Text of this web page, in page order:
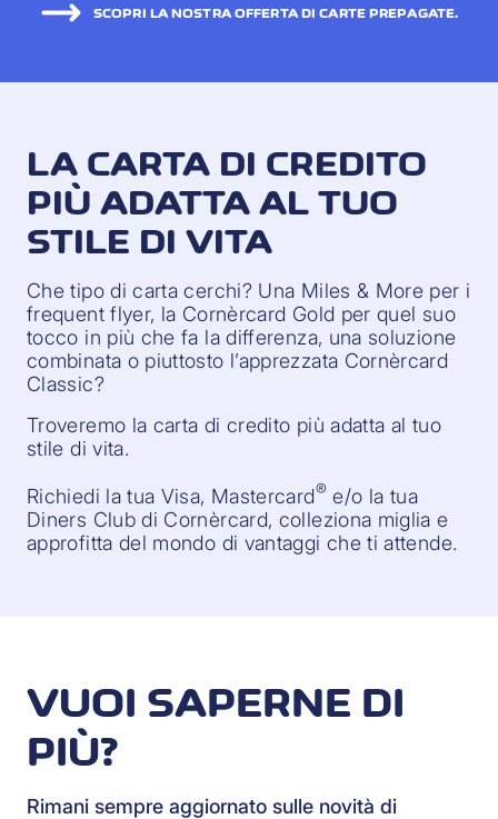
SCOPRI LA NOSTRA OFFERTA DI CARTE PREPAGATE.
LA CARTA DI CREDITO
PIÙ ADATTA AL TUO
STILE DI VITA
Che tipo di carta cerchi? Una Miles & More per i
frequent flyer, la Cornèrcard Gold per quel suo
tocco in più che fa la differenza, una soluzione
combinata o piuttosto l’apprezzata Cornèrcard
Classic?
Troveremo la carta di credito più adatta al tuo
stile di vita.
Richiedi la tua Visa, Mastercard® e/o la tua
Diners Club di Cornèrcard, colleziona miglia e
approfitta del mondo di vantaggi che ti attende.
VUOI SAPERNE DI
PIÙ?
Rimani sempre aggiornato sulle novità di